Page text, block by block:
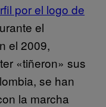
por el logo de
el
el 2009,
«tiñeron» sus
se han
la marcha